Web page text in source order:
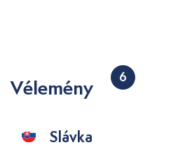
Vélemény 6
Slávka